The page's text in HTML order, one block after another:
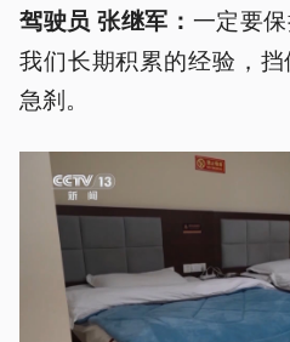
驾驶员 张继军： 一定要
我们长期积累的经验，
急刹。